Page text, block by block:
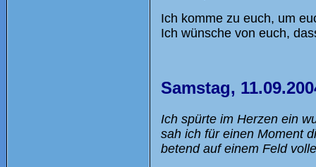
Ich komme zu euch, um
Ich wünsche von euch,
Samstag,
Ich spürte im Herzen ein
sah ich für einen Moment
betend auf einem Feld